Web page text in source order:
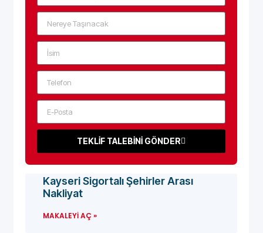
TEKLİF TALEBİNİ GÖNDER
Kayseri Sigortalı Şehirler Arası
Nakliyat
MAKALEYI AÇ »